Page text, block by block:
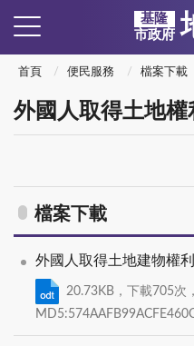
基隆
市政府
首頁 便民服務 檔案下載
外國人取得土地權
檔案下載
外國人取得土地建物權
20.73KB，下載705次，